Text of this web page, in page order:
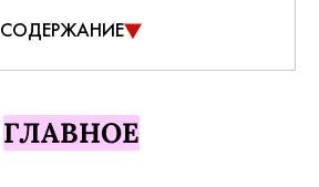
СОДЕРЖАНИЕ
ГЛАВНОЕ